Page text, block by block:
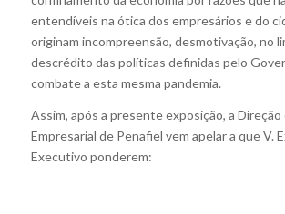
entendíveis na ótica dos empresários e do
originam incompreensão, desmotivação, no
descrédito das políticas definidas pelo
combate a esta mesma pandemia.
Assim, após a presente exposição, a Direção
Empresarial de Penafiel vem apelar a que V.
Executivo ponderem: